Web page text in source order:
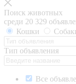
Поиск животных
среди 20 329
Кошки
Тип объявления
Все